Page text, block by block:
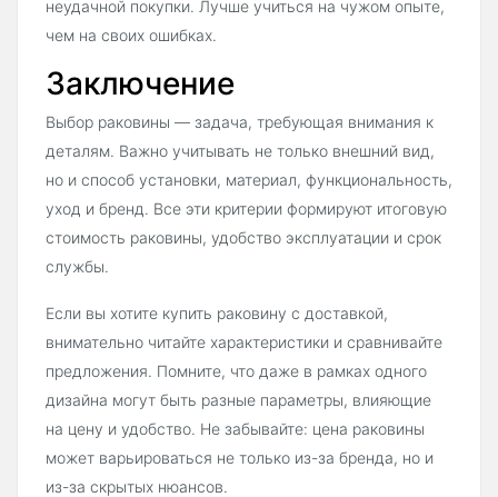
неудачной покупки. Лучше учиться на чужом опыте,
чем на своих ошибках.
Заключение
Выбор раковины — задача, требующая внимания к
деталям. Важно учитывать не только внешний вид,
но и способ установки, материал, функциональность,
уход и бренд. Все эти критерии формируют итоговую
стоимость раковины, удобство эксплуатации и срок
службы.
Если вы хотите купить раковину с доставкой,
внимательно читайте характеристики и сравнивайте
предложения. Помните, что даже в рамках одного
дизайна могут быть разные параметры, влияющие
на цену и удобство. Не забывайте: цена раковины
может варьироваться не только из-за бренда, но и
из-за скрытых нюансов.